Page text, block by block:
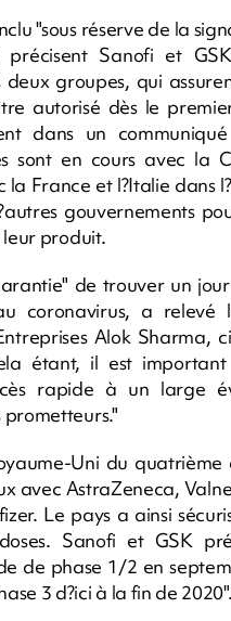
"sous réserve de la
précisent Sanofi et
deux groupes, qui
autorisé dès le
dans un
sont en cours avec la
la France et l?Italie dans
gouvernements
leur produit.
de trouver un
coronavirus, a relevé
Alok Sharma,
étant, il est
rapide à un large
Uni du
avec AstraZeneca,
Le pays a ainsi
Sanofi et GSK
de phase 1/2 en
3 d?ici à la fin de 2020".